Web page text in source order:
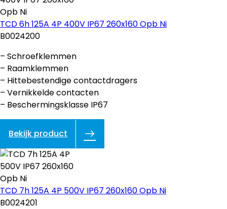
TCD 6h 125A 4P 400V IP67 260x160 Opb Ni
B0024200
– Schroefklemmen
– Raamklemmen
– Hittebestendige contactdragers
– Vernikkelde contacten
– Beschermingsklasse IP67
Bekijk product
TCD 7h 125A 4P 500V IP67 260x160 Opb Ni
B0024201